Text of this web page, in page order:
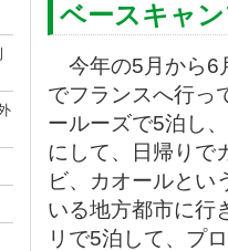
ベースキャ
今年の5月から6
でフランスへ行っ
ールーズで5泊し
にして、日帰りで
ビ、カオールとい
いる地方都市に行
リで5泊して、プ